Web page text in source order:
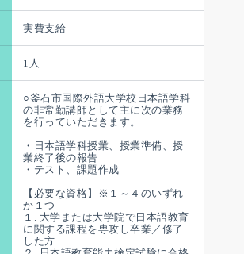
実費支給
1人
○釜石市国際外語大学校日本語学科
の非常勤講師として主に次の業務
を行っていただきます。
・日本語学科授業、授業準備、授
業終了後の報告
・テスト、課題作成
【必要な資格】※１～４のいずれ
か１つ
１. 大学または大学院で日本語教育
に関する課程を専攻し卒業／修了
した方